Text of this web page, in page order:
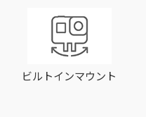
ビルトインマウント